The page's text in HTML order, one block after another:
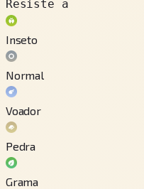
Resiste a
Inseto
Normal
Voador
Pedra
Grama